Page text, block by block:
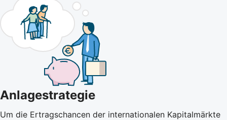
Anlagestrategie
Um die Ertragschancen der internationalen Kapitalmärkte